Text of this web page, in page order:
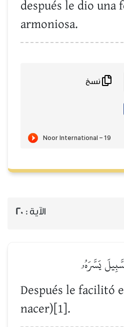
después le dio una
armoniosa.
الآية : 20
يَسَّرَهُۥ
Después le facilitó
nacer)[1].